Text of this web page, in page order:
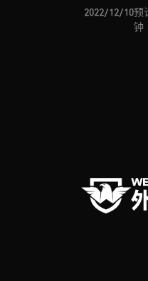
DeFi 衍生
定制化、
2022/12/10预
钟